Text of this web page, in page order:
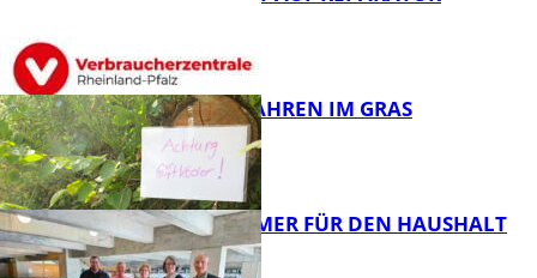
FB News
FB News
GIFTIGE GEFAHREN IM GRAS
40 JAHRE IMMER FÜR DEN HAUSHALT
DA